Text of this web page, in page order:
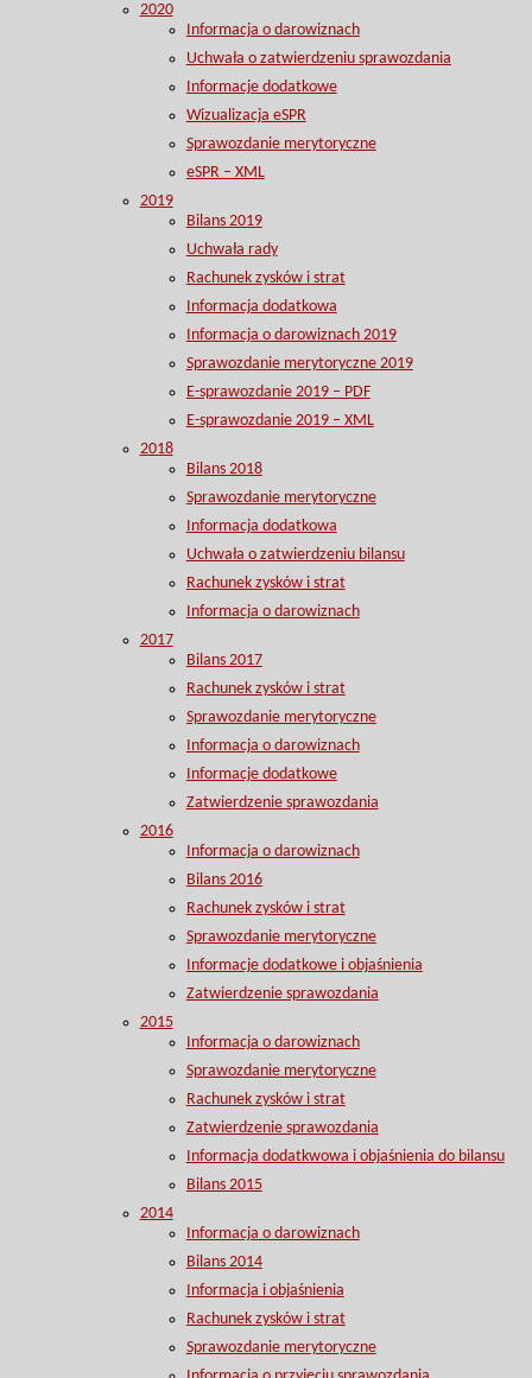
2020
Informacja o darowiznach
Uchwała o zatwierdzeniu sprawozdania
Informacje dodatkowe
Wizualizacja eSPR
Sprawozdanie merytoryczne
eSPR – XML
2019
Bilans 2019
Uchwała rady
Rachunek zysków i strat
Informacja dodatkowa
Informacja o darowiznach 2019
Sprawozdanie merytoryczne 2019
E-sprawozdanie 2019 – PDF
E-sprawozdanie 2019 – XML
2018
Bilans 2018
Sprawozdanie merytoryczne
Informacja dodatkowa
Uchwała o zatwierdzeniu bilansu
Rachunek zysków i strat
Informacja o darowiznach
2017
Bilans 2017
Rachunek zysków i strat
Sprawozdanie merytoryczne
Informacja o darowiznach
Informacje dodatkowe
Zatwierdzenie sprawozdania
2016
Informacja o darowiznach
Bilans 2016
Rachunek zysków i strat
Sprawozdanie merytoryczne
Informacje dodatkowe i objaśnienia
Zatwierdzenie sprawozdania
2015
Informacja o darowiznach
Sprawozdanie merytoryczne
Rachunek zysków i strat
Zatwierdzenie sprawozdania
Informacja dodatkwowa i objaśnienia do bilansu
Bilans 2015
2014
Informacja o darowiznach
Bilans 2014
Informacja i objaśnienia
Rachunek zysków i strat
Sprawozdanie merytoryczne